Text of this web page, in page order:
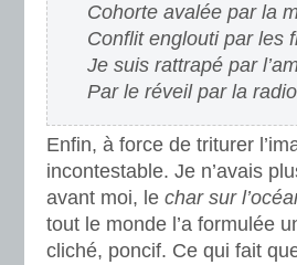
Cohorte avalée par la
Conflit englouti par les
Je suis rattrapé par
Par le réveil par la
Enfin, à force de triturer
incontestable. Je n’avais
avant moi, le char sur
tout le monde l’a formulée
cliché, poncif. Ce qui fait